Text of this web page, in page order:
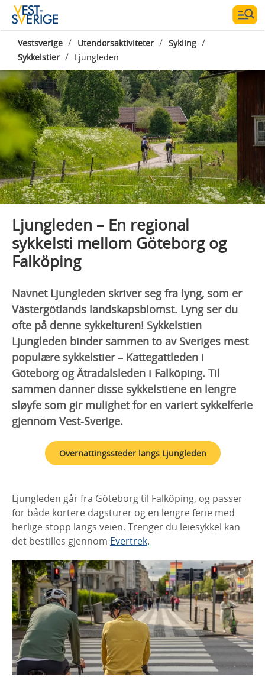
Vestsverige / Utendorsaktiviteter / Sykling /
Sykkelstier / Ljungleden
Photographer:
Ljungleden – En regional
sykkelsti mellom Göteborg og
Falköping
Navnet Ljungleden skriver seg fra lyng, som er
Västergötlands landskapsblomst. Lyng ser du
ofte på denne sykkelturen! Sykkelstien
Ljungleden binder sammen to av Sveriges mest
populære sykkelstier – Kattegattleden i
Göteborg og Ätradalsleden i Falköping. Til
sammen danner disse sykkelstiene en lengre
sløyfe som gir mulighet for en variert sykkelferie
gjennom Vest-Sverige.
Overnattingssteder langs Ljungleden
Ljungleden går fra Göteborg til Falköping, og passer
for både kortere dagsturer og en lengre ferie med
herlige stopp langs veien. Trenger du leiesykkel kan
det bestilles gjennom Evertrek.